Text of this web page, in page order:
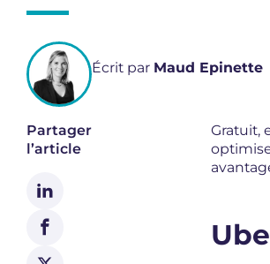
Écrit par Maud Epinette
Partager
l’article
Gratuit,